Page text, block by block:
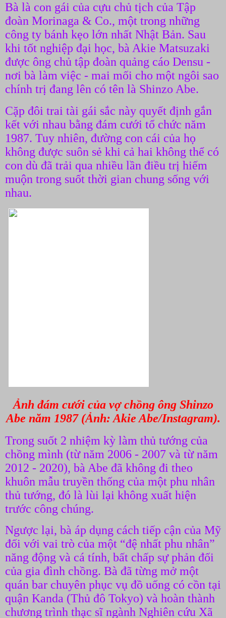
Bà là con gái của cựu chủ tịch của Tập
đoàn Morinaga & Co., một trong những
công ty bánh kẹo lớn nhất Nhật Bản. Sau
khi tốt nghiệp đại học, bà Akie Matsuzaki
được ông chủ tập đoàn quảng cáo Densu -
nơi bà làm việc - mai mối cho một ngôi sao
chính trị đang lên có tên là Shinzo Abe.
Cặp đôi trai tài gái sắc này quyết định gắn
kết với nhau bằng đám cưới tổ chức năm
1987. Tuy nhiên, đường con cái của họ
không được suôn sẻ khi cả hai không thể có
con dù đã trải qua nhiều lần điều trị hiếm
muộn trong suốt thời gian chung sống với
nhau.
Ảnh đám cưới của vợ chồng ông Shinzo
Abe năm 1987 (Ảnh: Akie Abe/Instagram).
Trong suốt 2 nhiệm kỳ làm thủ tướng của
chồng mình (từ năm 2006 - 2007 và từ năm
2012 - 2020), bà Abe đã không đi theo
khuôn mẫu truyền thống của một phu nhân
thủ tướng, đó là lùi lại không xuất hiện
trước công chúng.
Ngược lại, bà áp dụng cách tiếp cận của Mỹ
đối với vai trò của một “đệ nhất phu nhân”
năng động và cá tính, bất chấp sự phản đối
của gia đình chồng. Bà đã từng mở một
quán bar chuyên phục vụ đồ uống có cồn tại
quận Kanda (Thủ đô Tokyo) và hoàn thành
chương trình thạc sĩ ngành Nghiên cứu Xã